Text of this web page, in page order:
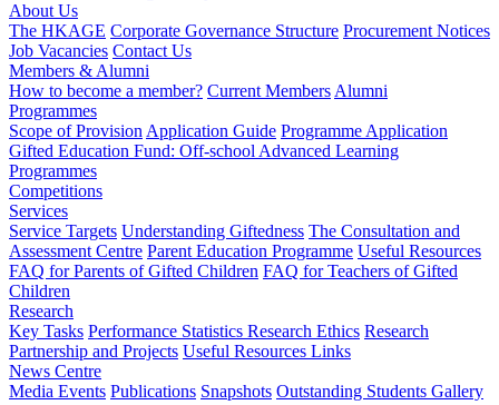
About Us
The HKAGE Corporate Governance Structure Procurement Notices
Job Vacancies Contact Us
Members & Alumni
How to become a member? Current Members Alumni
Programmes
Scope of Provision Application Guide Programme Application
Gifted Education Fund: Off-school Advanced Learning
Programmes
Competitions
Services
Service Targets Understanding Giftedness The Consultation and
Assessment Centre Parent Education Programme Useful Resources
FAQ for Parents of Gifted Children FAQ for Teachers of Gifted
Children
Research
Key Tasks Performance Statistics Research Ethics Research
Partnership and Projects Useful Resources Links
News Centre
Media Events Publications Snapshots Outstanding Students Gallery